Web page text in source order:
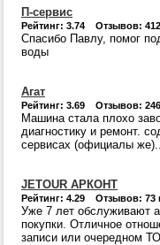
П-сервис
Рейтинг: 3.74 Отзывов:
Спасибо Павлу, помог
воды
Агат
Рейтинг: 3.69 Отзывов:
Машина стала плохо
диагностику и ремонт.
сервисах (официалы
JETOUR АРКОНТ
Рейтинг: 4.29 Отзывов: 73
Уже 7 лет обслуживают
покупки. Отличное
записи или очередном